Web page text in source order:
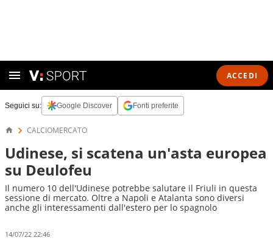
ACCEDI
Seguici su: Google Discover Fonti preferite
CALCIOMERCATO
Udinese, si scatena un'asta europea
su Deulofeu
Il numero 10 dell'Udinese potrebbe salutare il Friuli in questa
sessione di mercato. Oltre a Napoli e Atalanta sono diversi
anche gli interessamenti dall'estero per lo spagnolo
14/07/22 22:46